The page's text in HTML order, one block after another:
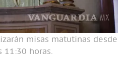
misas matutinas desde
11:30 horas.